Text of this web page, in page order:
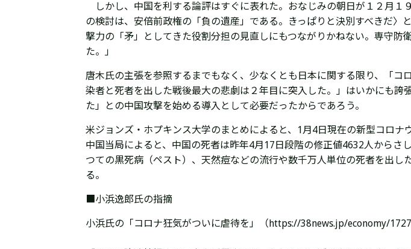
しかし、中国を利する論評はすぐに表れた。おなじみの朝日が１２月１
の検討は、安倍前政権の「負の遺産」である。きっぱりと決別すべきだ
撃力の「矛」としてきた役割分担の見直しにもつながりかねない。専守
た。」
唐木氏の主張を参照するまでもなく、少なくとも日本に関する限り、「
染者と死者を出した戦後最大の悲劇は２年目に突入した。」はいかにも誇
た」との中国攻撃を始める導入として必要だったからであろう。
米ジョンズ・ホプキンス大学のまとめによると、1月4日現在の新型コロ
中国当局によると、中国の死者は昨年4月17日段階の修正値4632人から
つての黒死病（ペスト）、天然痘などの流行や数千万人単位の死者を出し
る。
■小浜逸郎氏の指摘
小浜氏の「コロナ狂気がついに虐待を」（https://38news.jp/economy/